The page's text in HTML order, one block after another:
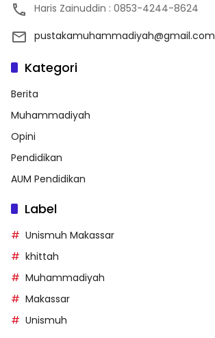
Haris Zainuddin : 0853-4244-8624
pustakamuhammadiyah@gmail.com
Kategori
Berita
Muhammadiyah
Opini
Pendidikan
AUM Pendidikan
Label
Unismuh Makassar
khittah
Muhammadiyah
Makassar
Unismuh